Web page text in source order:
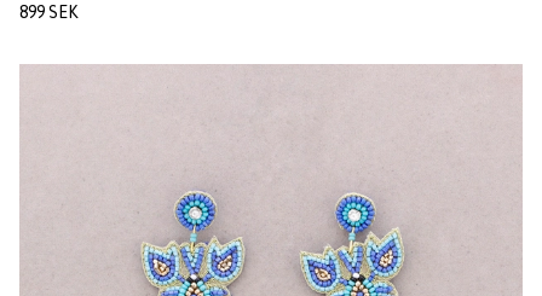
899 SEK